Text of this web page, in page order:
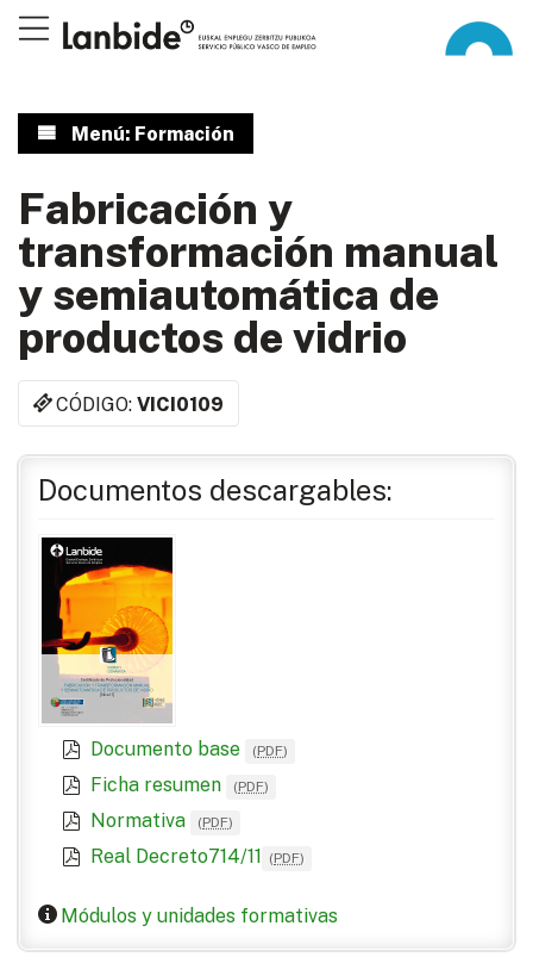
Menú: Formación
Fabricación y
transformación manual
y semiautomática de
productos de vidrio
CÓDIGO:VICI0109
Documentos descargables:
Documento base (PDF)
Ficha resumen (PDF)
Normativa (PDF)
Real Decreto714/11 (PDF)
Módulos y unidades formativas